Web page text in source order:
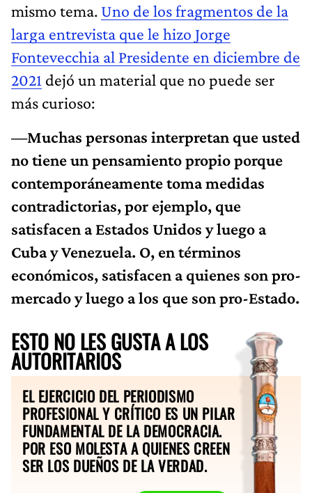
mismo tema. Uno de los fragmentos de la
larga entrevista que le hizo Jorge
Fontevecchia al Presidente en diciembre de
2021 dejó un material que no puede ser
más curioso:
—Muchas personas interpretan que usted
no tiene un pensamiento propio porque
contemporáneamente toma medidas
contradictorias, por ejemplo, que
satisfacen a Estados Unidos y luego a
Cuba y Venezuela. O, en términos
económicos, satisfacen a quienes son pro-
mercado y luego a los que son pro-Estado.
ESTO NO LES GUSTA A LOS
AUTORITARIOS
EL EJERCICIO DEL PERIODISMO
PROFESIONAL Y CRÍTICO ES UN PILAR
FUNDAMENTAL DE LA DEMOCRACIA.
POR ESO MOLESTA A QUIENES CREEN
SER LOS DUEÑOS DE LA VERDAD.